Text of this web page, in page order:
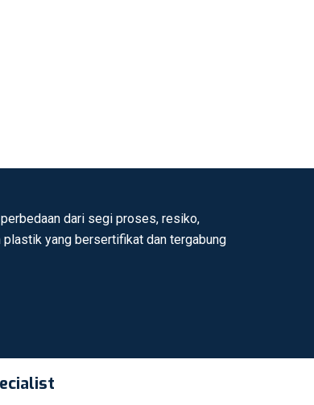
dari segi proses, resiko,
yang bersertifikat dan tergabung